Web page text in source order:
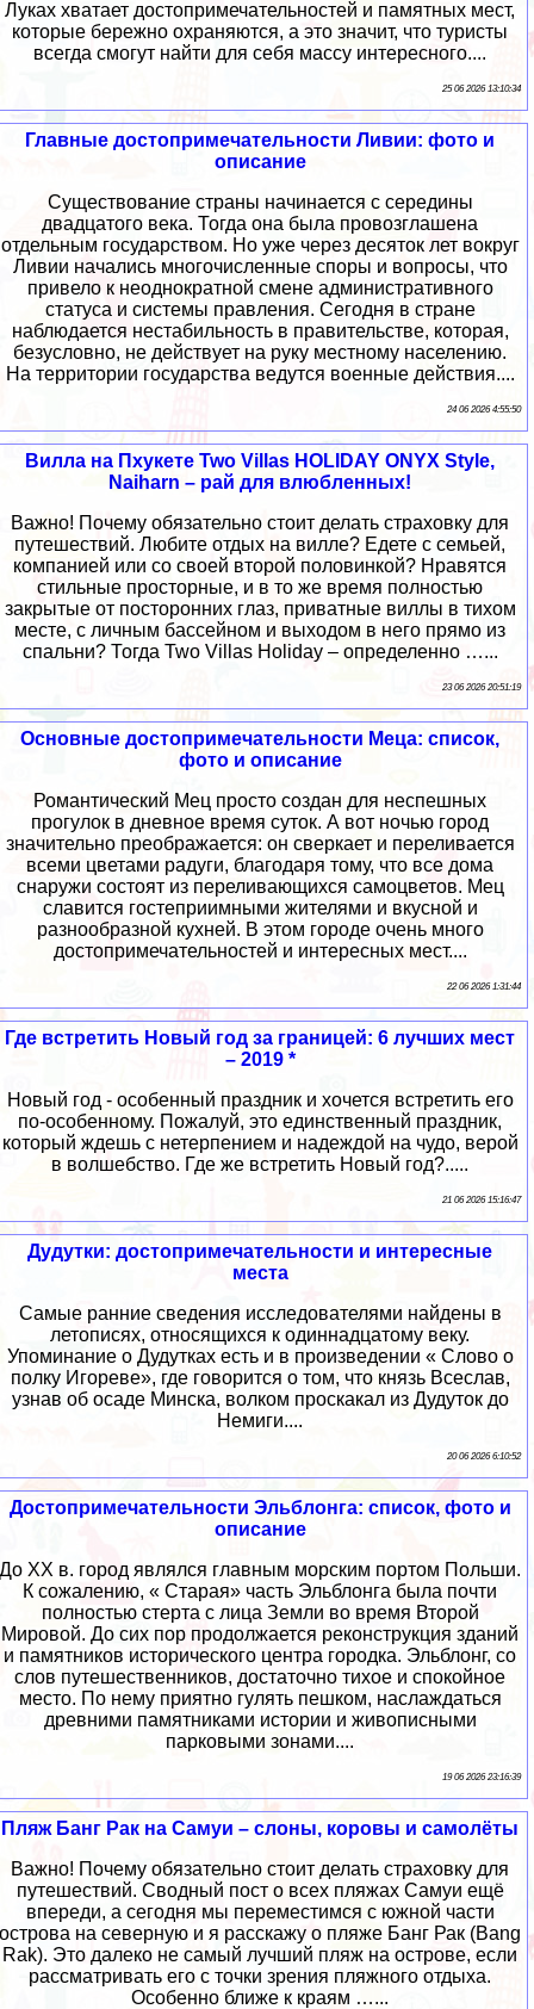
Луках хватает достопримечательностей и памятных мест,
которые бережно охраняются, а это значит, что туристы
всегда смогут найти для себя массу интересного....
25 06 2026 13:10:34
Главные достопримечательности Ливии: фото и
описание
Существование страны начинается с середины
двадцатого века. Тогда она была провозглашена
отдельным государством. Но уже через десяток лет вокруг
Ливии начались многочисленные споры и вопросы, что
привело к неоднократной смене административного
статуса и системы правления. Сегодня в стране
наблюдается нестабильность в правительстве, которая,
безусловно, не действует на руку местному населению.
На территории государства ведутся военные действия....
24 06 2026 4:55:50
Вилла на Пхукете Two Villas HOLIDAY ONYX Style,
Naiharn – рай для влюбленных!
Важно! Почему обязательно стоит делать страховку для
путешествий. Любите отдых на вилле? Едете с семьей,
компанией или со своей второй половинкой? Нравятся
стильные просторные, и в то же время полностью
закрытые от посторонних глаз, приватные виллы в тихом
месте, с личным бассейном и выходом в него прямо из
спальни? Тогда Two Villas Holiday – определенно …...
23 06 2026 20:51:19
Основные достопримечательности Меца: список,
фото и описание
Романтический Мец просто создан для неспешных
прогулок в дневное время суток. А вот ночью город
значительно преображается: он сверкает и переливается
всеми цветами радуги, благодаря тому, что все дома
снаружи состоят из переливающихся самоцветов. Мец
славится гостеприимными жителями и вкусной и
разнообразной кухней. В этом городе очень много
достопримечательностей и интересных мест....
22 06 2026 1:31:44
Где встретить Новый год за границей: 6 лучших мест
– 2019 *
Новый год - особенный праздник и хочется встретить его
по-особенному. Пожалуй, это единственный праздник,
который ждешь с нетерпением и надеждой на чудо, верой
в волшебство. Где же встретить Новый год?.....
21 06 2026 15:16:47
Дудутки: достопримечательности и интересные
места
Самые ранние сведения исследователями найдены в
летописях, относящихся к одиннадцатому веку.
Упоминание о Дудутках есть и в произведении « Слово о
полку Игореве», где говорится о том, что князь Всеслав,
узнав об осаде Минска, волком проскакал из Дудуток до
Немиги....
20 06 2026 6:10:52
Достопримечательности Эльблонга: список, фото и
описание
До XX в. город являлся главным морским портом Польши.
К сожалению, « Старая» часть Эльблонга была почти
полностью стерта с лица Земли во время Второй
Мировой. До сих пор продолжается реконструкция зданий
и памятников исторического центра городка. Эльблонг, со
слов путешественников, достаточно тихое и спокойное
место. По нему приятно гулять пешком, наслаждаться
древними памятниками истории и живописными
парковыми зонами....
19 06 2026 23:16:39
Пляж Банг Рак на Самуи – слоны, коровы и самолёты
Важно! Почему обязательно стоит делать страховку для
путешествий. Сводный пост о всех пляжах Самуи ещё
впереди, а сегодня мы переместимся с южной части
острова на северную и я расскажу о пляже Банг Рак (Bang
Rak). Это далеко не самый лучший пляж на острове, если
рассматривать его с точки зрения пляжного отдыха.
Особенно ближе к краям …...